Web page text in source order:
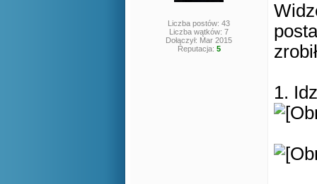
Liczba postów: 43
Liczba wątków: 7
Dołączył: Mar 2015
Reputacja: 5
1.